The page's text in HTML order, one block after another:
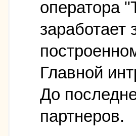
оператора
заработает
Главной
До
партнеров.